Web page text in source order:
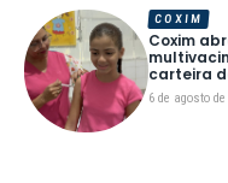
Coxim
carteira
6 de agosto de
COXIM